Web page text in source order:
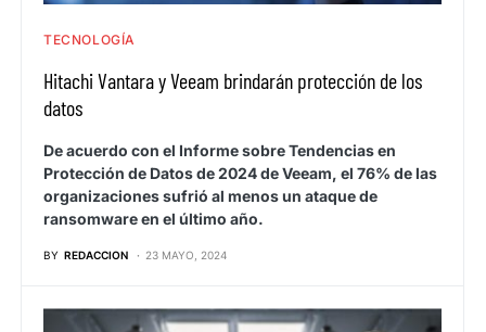
TECNOLOGÍA
Hitachi Vantara y Veeam brindarán protección de los
datos
De acuerdo con el Informe sobre Tendencias en
Protección de Datos de 2024 de Veeam, el 76% de las
organizaciones sufrió al menos un ataque de
ransomware en el último año.
BY REDACCION 23 MAYO, 2024